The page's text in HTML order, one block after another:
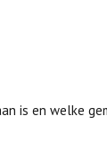
is en welke